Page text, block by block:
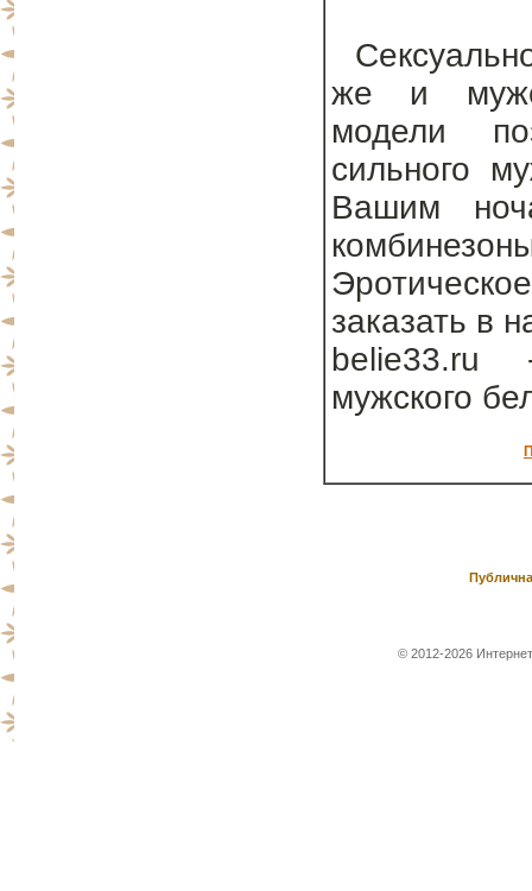
же и
модели
сильного
Вашим
заказать в
belie33.ru -
мужского
© 2012-2026